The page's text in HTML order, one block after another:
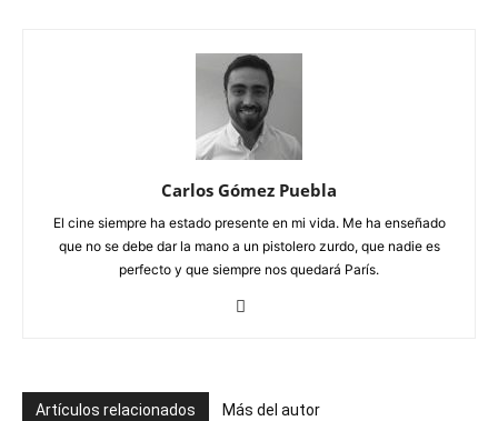
Carlos Gómez Puebla
El cine siempre ha estado presente en mi vida. Me ha enseñado
que no se debe dar la mano a un pistolero zurdo, que nadie es
perfecto y que siempre nos quedará París.
Artículos relacionados Más del autor